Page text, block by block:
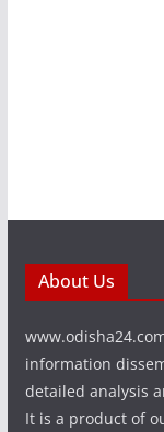
About Us
information
detailed analysis
It is a product of